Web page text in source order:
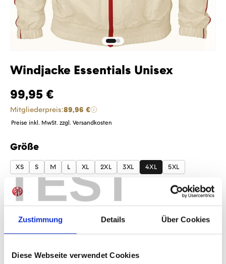
TEST
Zustimmung Details Über Cookies
Diese Webseite verwendet Cookies
Windjacke Essentials Unisex
99,95 €
Mitgliederpreis:89,96 €
Preise inkl. MwSt. zzgl. Versandkosten
Größe
auswählen
XS S M L XL 2XL 3XL 4XL 5XL
Produkt Anzahl: Gib den gewünschten
Anzahl
Sofort verfügbar, Lieferzeit: 1-3 Tage